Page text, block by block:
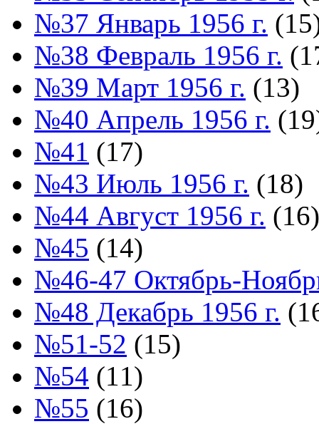
№37 Январь 1956 г.
№38 Февраль 1956 г.
№39 Март 1956 г. (13)
№40 Апрель 1956 г.
№41 (17)
№43 Июль 1956 г. (18)
№44 Август 1956 г. (16)
№45 (14)
№46-47 Октябрь-
№48 Декабрь 1956 г.
№51-52 (15)
№54 (11)
№55 (16)